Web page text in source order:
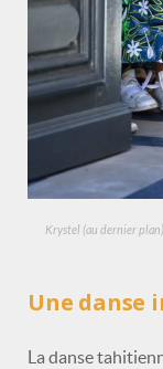
Krystel (au dernier
Une danse
La danse